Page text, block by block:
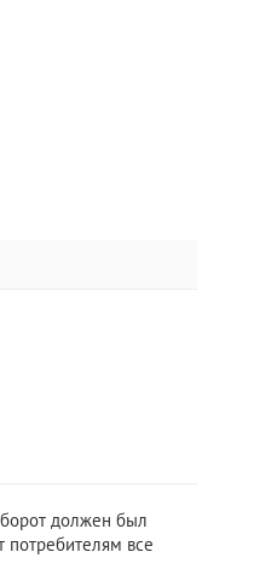
должен был
потребителям все